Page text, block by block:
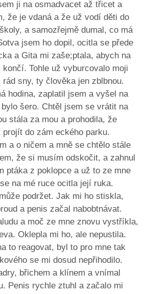
ji na osmadvacet až třicet a
že je vdaná a že už vodí děti do
a samozřejmě dumal, co má
jsem ho dopil, ocitla se přede
a Gita mi zaše;ptala, abych na
Tohle už vyburcovalo moji
sny, ty člověka jen zblbnou.
hodina, zaplatil jsem a vyšel na
šero. Chtěl jsem se vrátit na
stála za mou a prohodila, že
do zám eckého parku.
a o ničem a mně se chtělo stále
že si musím odskočit, a zahnul
ptáka z poklopce a už to ze mne
na mé ruce ocitla její ruka.
podržet. Jak mi ho stiskla,
a penis začal nabobtnávat.
a moč ze mne znovu vystříkla,
Oklepla mi ho, ale nepustila.
to reagovat, byl to pro mne tak
se mi dosud nepřihodilo.
břichem a klínem a vnímal
Penis rychle ztuhl a začalo mi